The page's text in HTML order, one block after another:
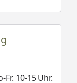
Fr. 10-15 Uhr.